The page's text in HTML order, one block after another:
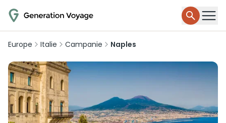
Europe Italie Campanie Naples